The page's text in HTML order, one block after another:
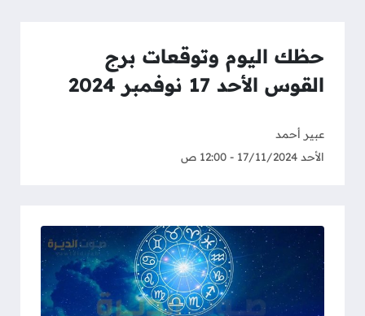
حظك اليوم وتوقعات برج
القوس الأحد 17 نوفمبر 2024
عبير أحمد
الأحد 17/11/2024 - 12:00 ص